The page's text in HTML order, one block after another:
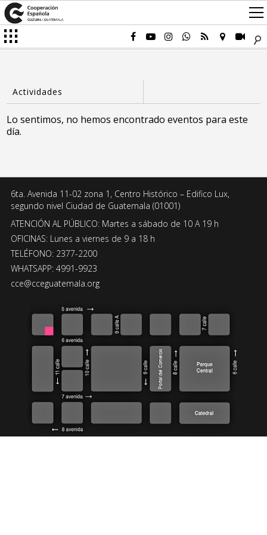
Lo sentimos, no hemos encontrado eventos para este
día.
6ta. Avenida 11-02 zona 1, Centro Histórico – Edifico Lux,
segundo nivel Ciudad de Guatemala (01001)
ATENCIÓN AL PÚBLICO: Martes a sábado de 10 A 19 h
OFICINAS: Lunes a viernes de 9 a 18 h
TELÉFONO: 2377-2200
WHATSAPP: 4991-9923
cce@cceguatemala.org